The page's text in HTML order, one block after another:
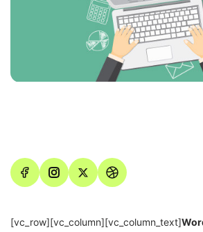
[vc_row][vc_column][vc_column_text]